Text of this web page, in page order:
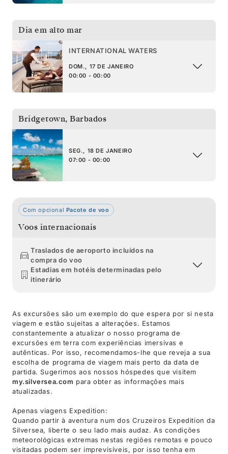
Dia em alto mar
INTERNATIONAL WATERS
DOM., 17 DE JANEIRO
00:00 - 00:00
Bridgetown, Barbados
SEG., 18 DE JANEIRO
07:00 - 00:00
Com opcional Pacote de voo
Voos internacionais
Traslados de aeroporto incluídos na
compra do voo
Estadias em hotéis determinadas pelo
itinerário
As excursões são um exemplo do que espera por si nesta
viagem e estão sujeitas a alterações. Estamos
constantemente a atualizar o nosso programa de
excursões em terra com experiências imersivas e
autênticas. Por isso, recomendamos-lhe que reveja a sua
escolha de programa de viagem mais perto da data de
partida. Sugerimos aos nossos hóspedes que visitem
my.silversea.com para obter as informações mais
atualizadas.
Apenas viagens Expedition:
Quando partir à aventura num dos Cruzeiros Expedition da
Silversea, liberte o seu lado mais audaz. As condições
meteorológicas extremas nestas regiões remotas e pouco
visitadas podem ser imprevisíveis, por isso tenha em